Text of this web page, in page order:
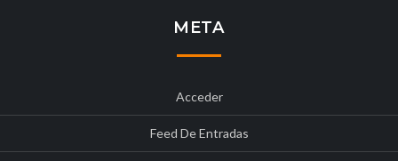
META
Acceder
Feed De Entradas